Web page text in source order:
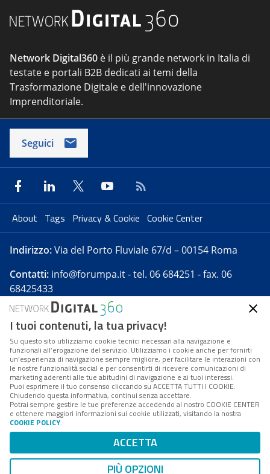
Network Digital360 è il più grande network in Italia di
testate e portali B2B dedicati ai temi della
Trasformazione Digitale e dell'innovazione
Imprenditoriale.
Seguici
About Tags Privacy & Cookie Cookie Center
Indirizzo:Via del Porto Fluviale 67/d – 00154 Roma
Contatti: info@forumpa.it- tel. 06 684251 - fax. 06
68425433
Forumpa.itè una pubblicazione telematica iscritta
presso Registro della stampa del Tribunale di Roma -
Reg. n. 182 del 2 maggio 2008 - Direttore resp. Michela
Stentella
FPA s.r.l. è società soggetta a Direzione e
Coordinamento da parte di Digital360 S.p.A. - FPA s.r.l.
è un'azienda certificata per il sistema di management
Codice Fiscale/Partita IVA n. 10693191008 - R.E.A. Roma
n. 1249791. ISP AWS
Mappa del sito
I tuoi contenuti, la tua privacy!
Su questo sito utilizziamo cookie tecnici necessari alla navigazione e
funzionali all’erogazione del servizio. Utilizziamo i cookie anche per fornirti
un’esperienza di navigazione sempre migliore, per facilitare le interazioni con
le nostre funzionalità social e per consentirti di ricevere comunicazioni di
marketing aderenti alle tue abitudini di navigazione e ai tuoi interessi.
Puoi esprimere il tuo consenso cliccando su ACCETTA TUTTI I COOKIE.
Chiudendo questa informativa, continui senza accettare.
Potrai sempre gestire le tue preferenze accedendo al nostro COOKIE CENTER
e ottenere maggiori informazioni sui cookie utilizzati, visitando la nostra
COOKIE POLICY.
ACCETTA
PIÙ OPZIONI